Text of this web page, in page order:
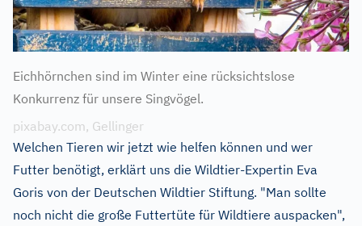
Eichhörnchen sind im Winter eine rücksichtslose
Konkurrenz für unsere Singvögel.
pixabay.com, Gellinger
Welchen Tieren wir jetzt wie helfen können und wer
Futter benötigt, erklärt uns die Wildtier-Expertin Eva
Goris von der Deutschen Wildtier Stiftung. "Man sollte
noch nicht die große Futtertüte für Wildtiere auspacken",